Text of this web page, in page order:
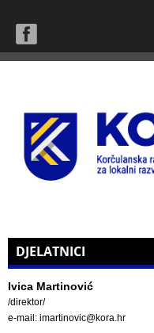
DJELATNICI
Ivica Martinović
/direktor/
e-mail: imartinovic@kora.hr